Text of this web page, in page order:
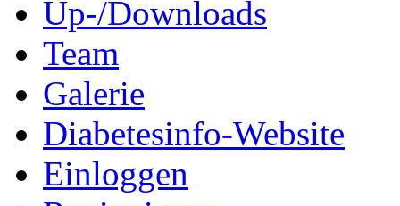
Up-/Downloads
Team
Galerie
Diabetesinfo-Website
Einloggen